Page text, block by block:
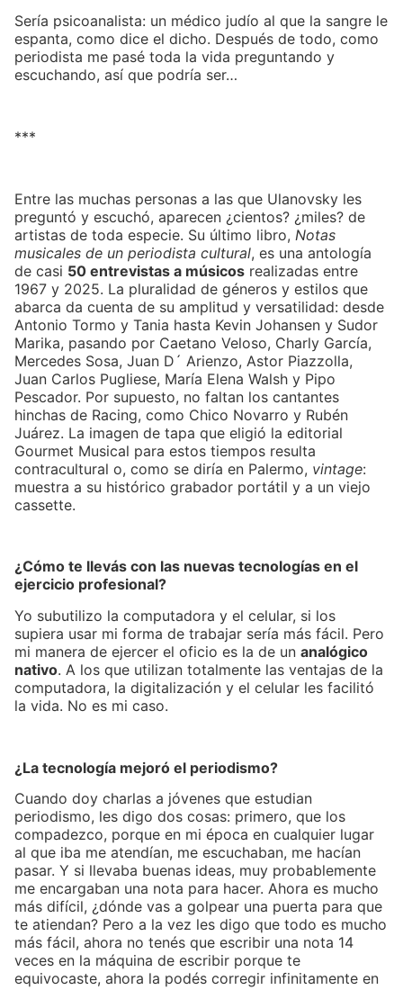
Sería psicoanalista: un médico judío al que la sangre le
espanta, como dice el dicho. Después de todo, como
periodista me pasé toda la vida preguntando y
escuchando, así que podría ser…
***
Entre las muchas personas a las que Ulanovsky les
preguntó y escuchó, aparecen ¿cientos? ¿miles? de
artistas de toda especie. Su último libro, Notas
musicales de un periodista cultural, es una antología
de casi 50 entrevistas a músicos realizadas entre
1967 y 2025. La pluralidad de géneros y estilos que
abarca da cuenta de su amplitud y versatilidad: desde
Antonio Tormo y Tania hasta Kevin Johansen y Sudor
Marika, pasando por Caetano Veloso, Charly García,
Mercedes Sosa, Juan D´ Arienzo, Astor Piazzolla,
Juan Carlos Pugliese, María Elena Walsh y Pipo
Pescador. Por supuesto, no faltan los cantantes
hinchas de Racing, como Chico Novarro y Rubén
Juárez. La imagen de tapa que eligió la editorial
Gourmet Musical para estos tiempos resulta
contracultural o, como se diría en Palermo, vintage:
muestra a su histórico grabador portátil y a un viejo
cassette.
¿Cómo te llevás con las nuevas tecnologías en el
ejercicio profesional?
Yo subutilizo la computadora y el celular, si los
supiera usar mi forma de trabajar sería más fácil. Pero
mi manera de ejercer el oficio es la de un analógico
nativo. A los que utilizan totalmente las ventajas de la
computadora, la digitalización y el celular les facilitó
la vida. No es mi caso.
¿La tecnología mejoró el periodismo?
Cuando doy charlas a jóvenes que estudian
periodismo, les digo dos cosas: primero, que los
compadezco, porque en mi época en cualquier lugar
al que iba me atendían, me escuchaban, me hacían
pasar. Y si llevaba buenas ideas, muy probablemente
me encargaban una nota para hacer. Ahora es mucho
más difícil, ¿dónde vas a golpear una puerta para que
te atiendan? Pero a la vez les digo que todo es mucho
más fácil, ahora no tenés que escribir una nota 14
veces en la máquina de escribir porque te
equivocaste, ahora la podés corregir infinitamente en